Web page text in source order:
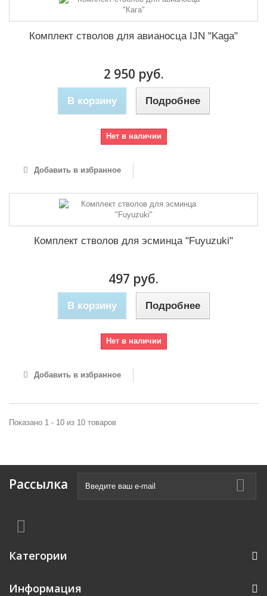
Комплект стволов для авианосца IJN "Kaga"
2 950 руб.
В корзину Подробнее
Нет в наличии
Добавить в избранное
Комплект стволов для эсминца "Fuyuzuki"
497 руб.
В корзину Подробнее
Нет в наличии
Добавить в избранное
Показано 1 - 10 из 10 товаров
Рассылка
Категории
Информация